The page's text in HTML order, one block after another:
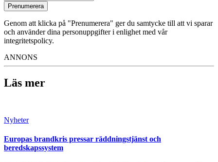
Prenumerera
Genom att klicka på "Prenumerera" ger du samtycke till att vi sparar
och använder dina personuppgifter i enlighet med vår
integritetspolicy.
ANNONS
Läs mer
Nyheter
Europas brandkris pressar räddningstjänst och
beredskapssystem